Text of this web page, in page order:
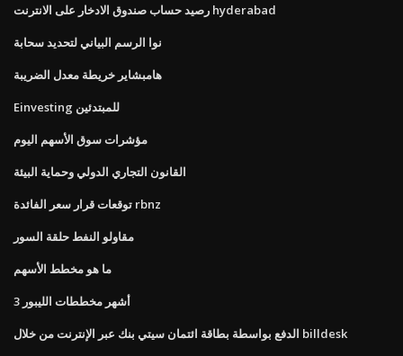
رصيد حساب صندوق الادخار على الانترنت hyderabad
نوا الرسم البياني لتحديد سحابة
هامبشاير خريطة معدل الضريبة
Einvesting للمبتدئين
مؤشرات سوق الأسهم اليوم
القانون التجاري الدولي وحماية البيئة
توقعات قرار سعر الفائدة rbnz
مقاولو النفط حلقة السور
ما هو مخطط الأسهم
3 أشهر مخططات الليبور
الدفع بواسطة بطاقة ائتمان سيتي بنك عبر الإنترنت من خلال billdesk